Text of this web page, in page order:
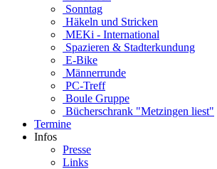
Sonntag
Häkeln und Stricken
MEKi - International
Spazieren & Stadterkundung
E-Bike
Männerrunde
PC-Treff
Boule Gruppe
Bücherschrank "Metzingen liest"
Termine
Infos
Presse
Links